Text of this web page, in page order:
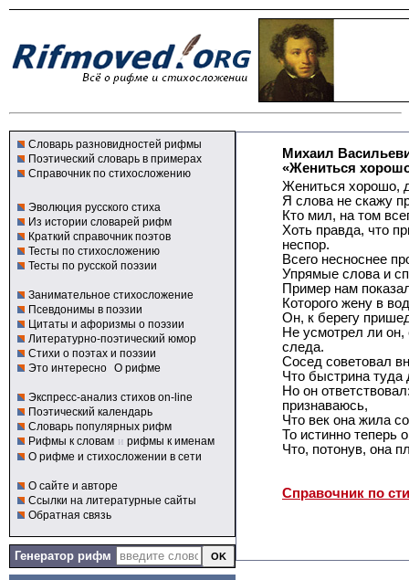
Словарь разновидностей рифмы
Поэтический словарь в примерах
Справочник по стихосложению
Эволюция русского стиха
Из истории словарей рифм
Краткий справочник поэтов
Тесты по стихосложению
Тесты по русской поэзии
Занимательное стихосложение
Псевдонимы в поэзии
Цитаты и афоризмы о поэзии
Литературно-поэтический юмор
Стихи о поэтах и поэзии
Это интересно О рифме
Экспресс-анализ стихов on-line
Поэтический календарь
Словарь популярных рифм
Рифмы к словам и рифмы к именам
О рифме и стихосложении в сети
О сайте и авторе
Ссылки на литературные сайты
Обратная связь
Генератор рифм
Михаил
«Жениться
Жениться хорошо,
Я слова не скажу
Кто мил, на том
Хоть правда, что
неспор.
Всего несноснее
Упрямые слова и
Пример нам
Которого жену в
Он, к берегу
Не усмотрел ли
следа.
Сосед советовал
Что быстрина туда
Но он
признаваюсь,
Что век она жила
То истинно теперь
Что, потонув, она
Справочник по